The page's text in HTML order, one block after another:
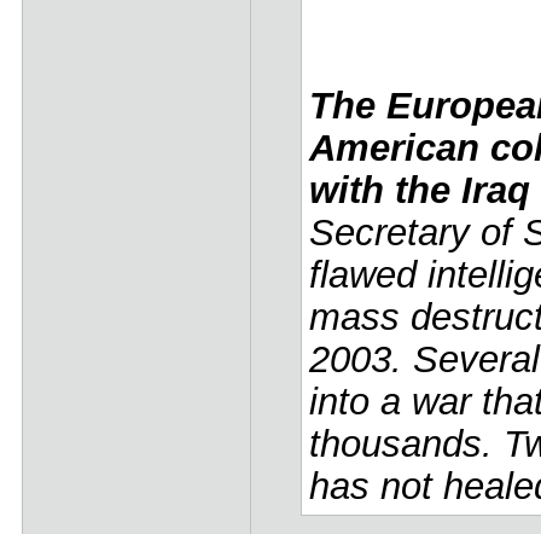
The
American
with the Iraq
Secretary of
flawed
mass
2003.
into a war
thousands.
has not